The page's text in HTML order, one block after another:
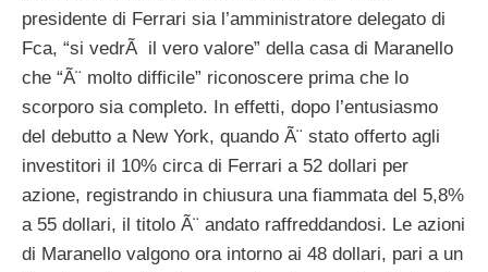
presidente di Ferrari sia l’amministratore delegato di
Fca, “si vedrÃ il vero valore” della casa di Maranello
che “Ã¨ molto difficile” riconoscere prima che lo
scorporo sia completo. In effetti, dopo l’entusiasmo
del debutto a New York, quando Ã¨ stato offerto agli
investitori il 10% circa di Ferrari a 52 dollari per
azione, registrando in chiusura una fiammata del 5,8%
a 55 dollari, il titolo Ã¨ andato raffreddandosi. Le azioni
di Maranello valgono ora intorno ai 48 dollari, pari a un